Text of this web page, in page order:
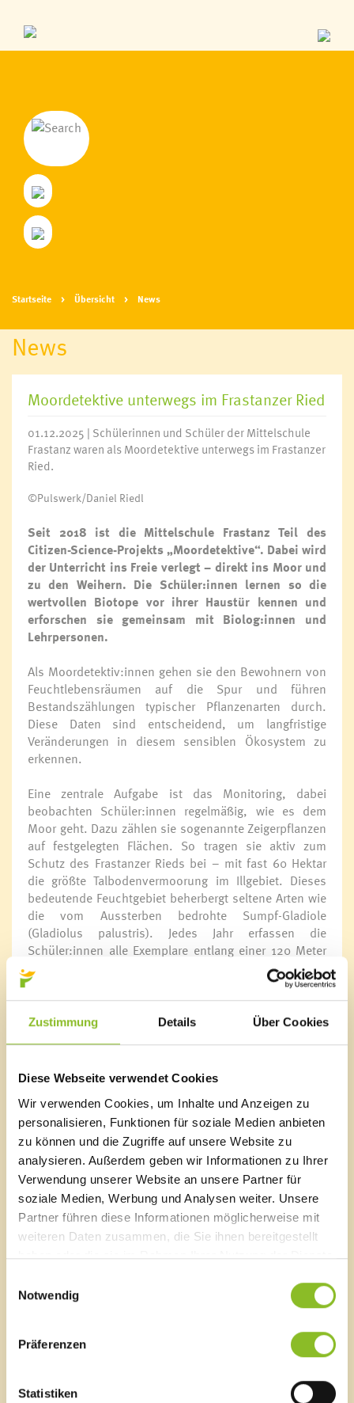
Zustimmung Details Über Cookies
Diese Webseite verwendet Cookies
Wir verwenden Cookies, um Inhalte und Anzeigen zu
personalisieren, Funktionen für soziale Medien anbieten
zu können und die Zugriffe auf unsere Website zu
analysieren. Außerdem geben wir Informationen zu Ihrer
Verwendung unserer Website an unsere Partner für
soziale Medien, Werbung und Analysen weiter. Unsere
Partner führen diese Informationen möglicherweise mit
weiteren Daten zusammen, die Sie ihnen bereitgestellt
haben oder die sie im Rahmen Ihrer Nutzung der Dienste
Notwendig
Präferenzen
Statistiken
Startseite Übersicht News
News
Moordetektive unterwegs im Frastanzer Ried
01.12.2025 | Schülerinnen und Schüler der Mittelschule
Frastanz waren als Moordetektive unterwegs im Frastanzer
Ried.
©Pulswerk/Daniel Riedl
Seit 2018 ist die Mittelschule Frastanz Teil des
Citizen-Science-Projekts „Moordetektive“. Dabei wird
der Unterricht ins Freie verlegt – direkt ins Moor und
zu den Weihern. Die Schüler:innen lernen so die
wertvollen Biotope vor ihrer Haustür kennen und
erforschen sie gemeinsam mit Biolog:innen und
Lehrpersonen.
Als Moordetektiv:innen gehen sie den Bewohnern von
Feuchtlebensräumen auf die Spur und führen
Bestandszählungen typischer Pflanzenarten durch.
Diese Daten sind entscheidend, um langfristige
Veränderungen in diesem sensiblen Ökosystem zu
erkennen.
Eine zentrale Aufgabe ist das Monitoring, dabei
beobachten Schüler:innen regelmäßig, wie es dem
Moor geht. Dazu zählen sie sogenannte Zeigerpflanzen
auf festgelegten Flächen. So tragen sie aktiv zum
Schutz des Frastanzer Rieds bei – mit fast 60 Hektar
die größte Talbodenvermoorung im Illgebiet. Dieses
bedeutende Feuchtgebiet beherbergt seltene Arten wie
die vom Aussterben bedrohte Sumpf-Gladiole
(Gladiolus palustris). Jedes Jahr erfassen die
Schüler:innen alle Exemplare entlang einer 120 Meter
langen Strecke. Da die Sumpf-Gladiole nur kurz
zwischen Ende Juni und Anfang Juli blüht, ist es eine
besondere Herausforderung, sie genau bei der Blüte zu
erwischen. Selbst dann ist die Aufgabe noch
Pflanzen vom Wegrand auszählen.
Auch heuer waren die Moordetektive rechtzeitig
unterwegs und sammelten wichtige Daten für die
Erforschung des Rieds. Neben der Sumpf-Gladiole
beobachteten sie auch die Sibirische Schwertlilie und
erkundeten mit Keschern, Lupen und
Bestimmungsschlüsseln die Tierwelt der
nahegelegenen Sponda-Weiher. Manchmal gelingen
dabei auch spektakuläre Funde wie eine
Gelbbauchunke, die 2023 von einem Schüler bei den
Spondaweihern entdeckt wurde und zu erfolgreichen
Fördermaßnahmen durch das Natura 2000
Gebietsmanagement führte.
Finanziell unterstützt werden die Moordetektive seit
2024 vom EU Life Projekt AMooRe.
Weitere Infos: